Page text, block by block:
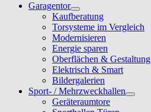
Garagentor
Kaufberatung
Torsysteme im Vergleich
Modernisieren
Energie sparen
Oberflächen & Gestaltung
Elektrisch & Smart
Bildergalerien
Sport- / Mehrzweckhallen
Geräteraumtore